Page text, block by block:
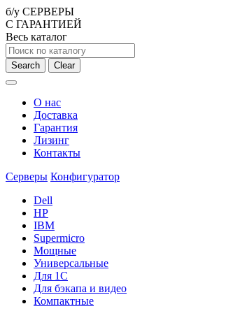
б/у СЕРВЕРЫ
С ГАРАНТИЕЙ
Весь каталог
Search Clear
О нас
Доставка
Гарантия
Лизинг
Контакты
Серверы Конфигуратор
Dell
HP
IBM
Supermicro
Мощные
Универсальные
Для 1С
Для бэкапа и видео
Компактные